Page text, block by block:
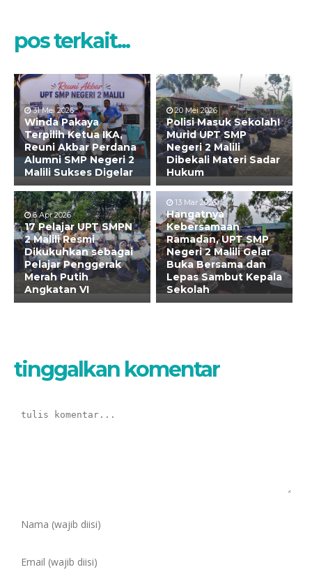
pos terkait...
31 Mei 2026
Winda Pakaya
Terpilih Ketua IKA,
Reuni Akbar Perdana
Alumni SMP Negeri 2
Malili Sukses Digelar
20 Mei 2026
Polisi Masuk Sekolah!
Murid UPT SMP
Negeri 2 Malili
Dibekali Materi Sadar
Hukum
6 Apr 2026
17 Pelajar UPT SMPN
2 Malili Resmi
Dikukuhkan sebagai
Pelajar Penggerak
Merah Putih
Angkatan VI
13 Mar 2026
Hangatnya
Kebersamaan
Ramadan, UPT SMP
Negeri 2 Malili Gelar
Buka Bersama dan
Lepas Sambut Kepala
Sekolah
tinggalkan komentar